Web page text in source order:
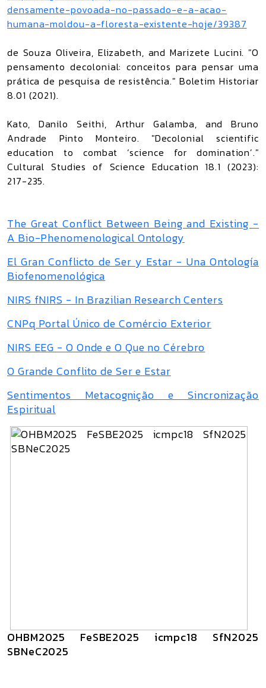
densamente-povoada-no-passado-e-a-acao-
humana-moldou-a-floresta-existente-hoje/39387
de Souza Oliveira, Elizabeth, and Marizete Lucini. "O
pensamento decolonial: conceitos para pensar uma
prática de pesquisa de resistência." Boletim Historiar
8.01 (2021).
Kato, Danilo Seithi, Arthur Galamba, and Bruno
Andrade Pinto Monteiro. "Decolonial scientific
education to combat ‘science for domination’."
Cultural Studies of Science Education 18.1 (2023):
217-235.
The Great Conflict Between Being and Existing -
A Bio-Phenomenological Ontology
El Gran Conflicto de Ser y Estar - Una Ontología
Biofenomenológica
NIRS fNIRS - In Brazilian Research Centers
CNPq Portal Único de Comércio Exterior
NIRS EEG - O Onde e O Que no Cérebro
O Grande Conflito de Ser e Estar
Sentimentos Metacognição e Sincronização
Espiritual
OHBM2025 FeSBE2025 icmpc18 SfN2025
SBNeC2025